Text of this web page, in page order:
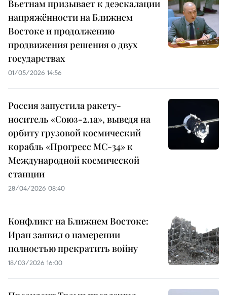
Вьетнам призывает к деэскалации
напряжённости на Ближнем
Востоке и продолжению
продвижения решения о двух
государствах
01/05/2026 14:56
Россия запустила ракету-
носитель «Союз-2.1а», выведя на
орбиту грузовой космический
корабль «Прогресс МС-34» к
Международной космической
станции
28/04/2026 08:40
Конфликт на Ближнем Востоке:
Иран заявил о намерении
полностью прекратить войну
18/03/2026 16:00